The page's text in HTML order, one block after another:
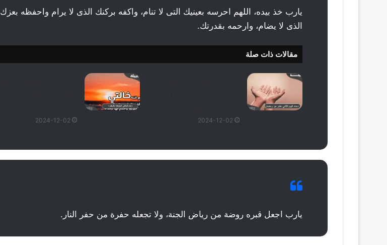
يارب خذ بيده، اللهم احرسه بعينيك التى لا تنام، واكفه بركنك الذى لا يرام واحفظه بعزك
الذى لا يضام، وارحمه بقدرتك.
مقالات ذات صلة
2024-12-02
2024-12-02
يارب اجعل قبره روضة من رياض الجنة، ولا تجعله حفرة من حفر النار.